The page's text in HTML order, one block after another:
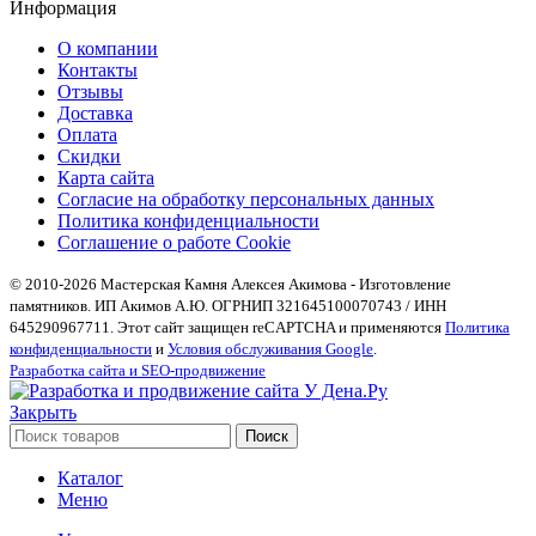
Информация
О компании
Контакты
Отзывы
Доставка
Оплата
Скидки
Карта сайта
Согласие на обработку персональных данных
Политика конфиденциальности
Соглашение о работе Cookie
© 2010-2026 Мастерская Камня Алексея Акимова - Изготовление
памятников. ИП Акимов А.Ю. ОГРНИП 321645100070743 / ИНН
645290967711. Этот сайт защищен reCAPTCHA и применяются Политика
конфиденциальности и Условия обслуживания Google.
Разработка сайта и SEO-продвижение
Закрыть
Поиск
Каталог
Меню